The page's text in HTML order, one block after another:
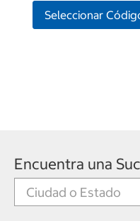
Seleccionar
Encuentra una